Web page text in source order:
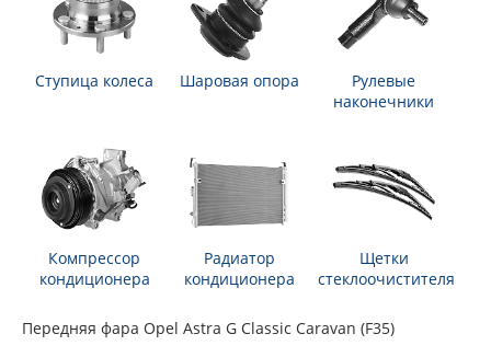
Ступица колеса Шаровая опора
Рулевые
наконечники
Компрессор
кондиционера
Радиатор
кондиционера
Щетки
стеклоочистителя
Передняя фара Opel Astra G Classic Caravan (F35)